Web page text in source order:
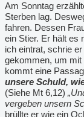
Am Sonntag
Sterben lag.
fahren. Dessen
ein Stier. Er hält es
ich eintrat, schrie
gekommen, um mit
kommt eine
unsere Schuld,
(Siehe Mt 6,12)
vergeben unsern
brüllte er wie ein